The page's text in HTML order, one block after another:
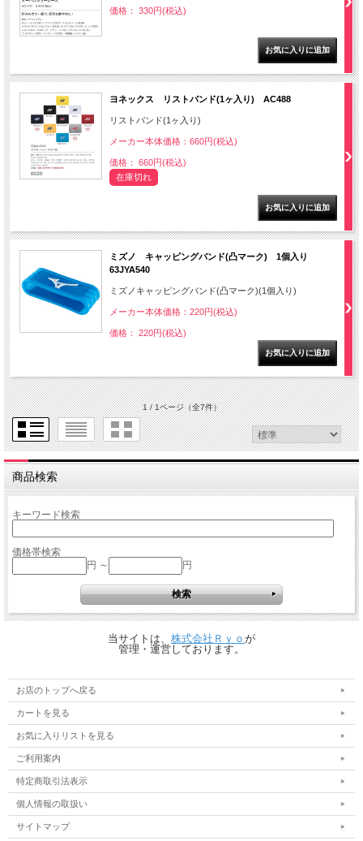
価格： 330円(税込)
ヨネックス リストバンド(1ヶ入り) AC488
リストバンド(1ヶ入り)
メーカー本体価格：660円(税込)
価格： 660円(税込)
在庫切れ
ミズノ キャッピングバンド(凸マーク) 1個入り
63JYA540
ミズノキャッピングバンド(凸マーク)(1個入り)
メーカー本体価格：220円(税込)
価格： 220円(税込)
1 / 1ページ（全7件）
商品検索
キーワード検索
価格帯検索
円 ～
円
当サイトは、 株式会社Ｒｙｏ が
管理・運営しております。
お店のトップへ戻る
カートを見る
お気に入りリストを見る
ご利用案内
特定商取引法表示
個人情報の取扱い
サイトマップ